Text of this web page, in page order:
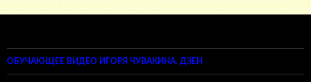
ОБУЧАЮЩЕЕ ВИДЕО ИГОРЯ ЧУВАКИНА. ДЗЕН